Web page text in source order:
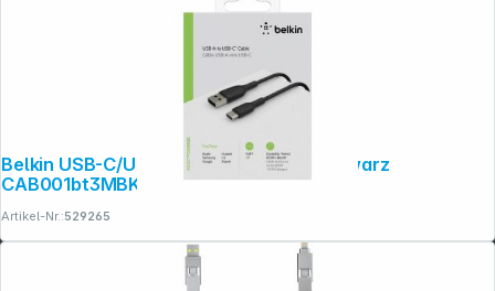
Belkin USB-C/USB-A Kabel 3m PVC, schwarz
CAB001bt3MBK
Artikel-Nr.:529265